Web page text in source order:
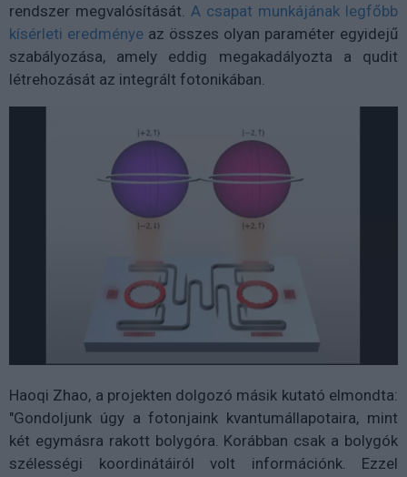
rendszer megvalósítását. A csapat munkájának legfőbb
kísérleti eredménye az összes olyan paraméter egyidejű
szabályozása, amely eddig megakadályozta a qudit
létrehozását az integrált fotonikában.
Haoqi Zhao, a projekten dolgozó másik kutató elmondta:
"Gondoljunk úgy a fotonjaink kvantumállapotaira, mint
két egymásra rakott bolygóra. Korábban csak a bolygók
szélességi koordinátáiról volt információnk. Ezzel